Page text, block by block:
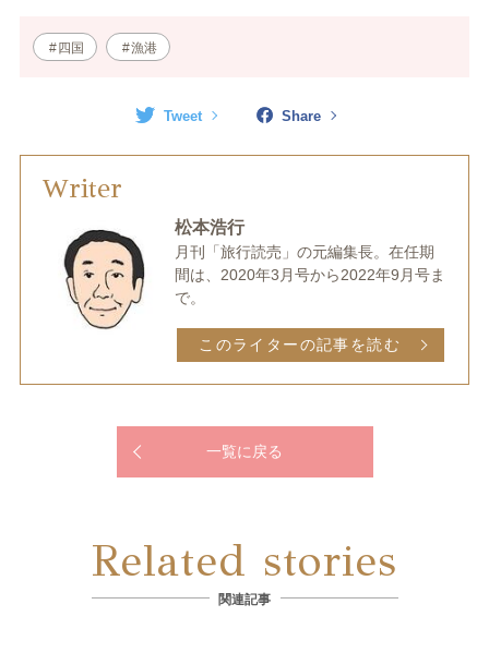
四国 漁港
Tweet Share
Writer
松本浩行
月刊「旅行読売」の元編集長。在任期
間は、2020年3月号から2022年9月号ま
で。
このライターの記事を読む
一覧に戻る
Related stories
関連記事